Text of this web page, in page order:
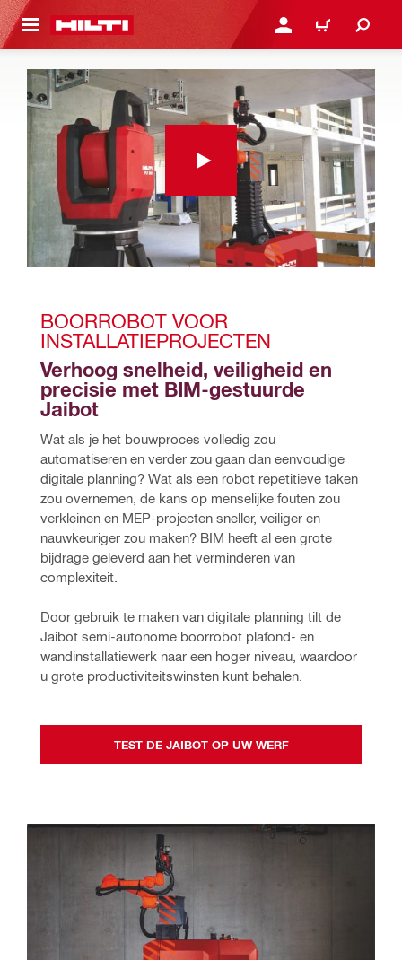
HOOFDINHOUD LOG IN OF REGISTREER
WINKELWAGEN
BOORROBOT VOOR
INSTALLATIEPROJECTEN
Verhoog snelheid, veiligheid en
precisie met BIM-gestuurde
Jaibot
Wat als je het bouwproces volledig zou
automatiseren en verder zou gaan dan eenvoudige
digitale planning? Wat als een robot repetitieve taken
zou overnemen, de kans op menselijke fouten zou
verkleinen en MEP-projecten sneller, veiliger en
nauwkeuriger zou maken? BIM heeft al een grote
bijdrage geleverd aan het verminderen van
complexiteit.
Door gebruik te maken van digitale planning tilt de
Jaibot semi-autonome boorrobot plafond- en
wandinstallatiewerk naar een hoger niveau, waardoor
u grote productiviteitswinsten kunt behalen.
TEST DE JAIBOT OP UW WERF